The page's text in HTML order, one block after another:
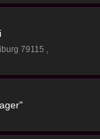
79115